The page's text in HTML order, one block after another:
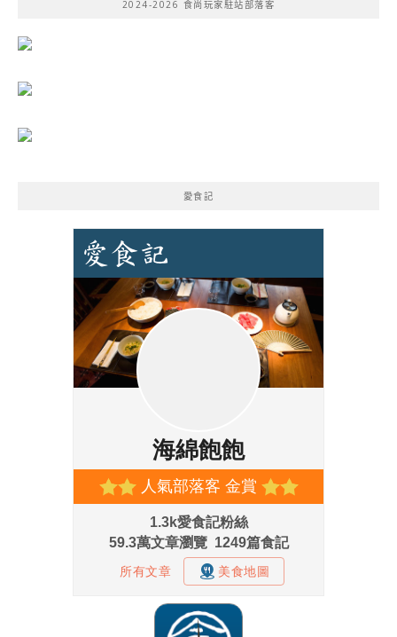
2024-2026 食尚玩家駐站部落客
愛食記